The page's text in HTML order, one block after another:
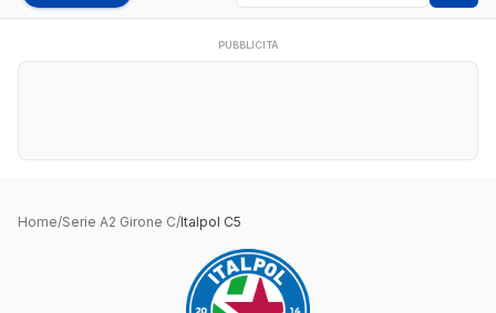
PUBBLICITÀ
Home/Serie A2 Girone C/Italpol C5